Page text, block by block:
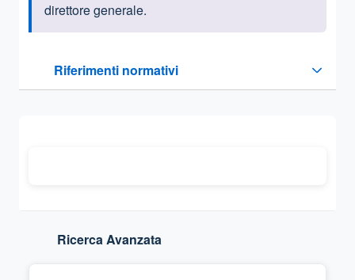
direttore generale.
Riferimenti normativi
Sezione compressa
Ricerca Avanzata